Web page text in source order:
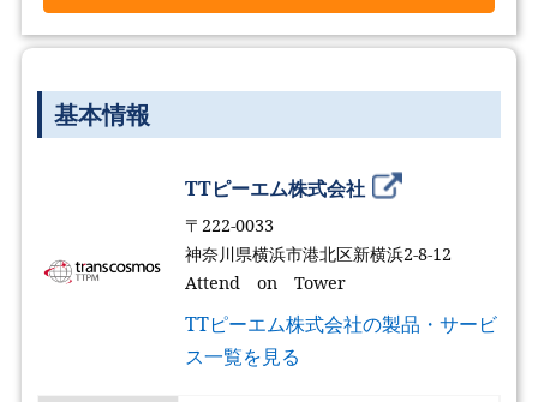
基本情報
TTピーエム株式会社
〒222-0033
神奈川県横浜市港北区新横浜2-8-12
Attend on Tower
TTピーエム株式会社の製品・サービ
ス一覧を見る